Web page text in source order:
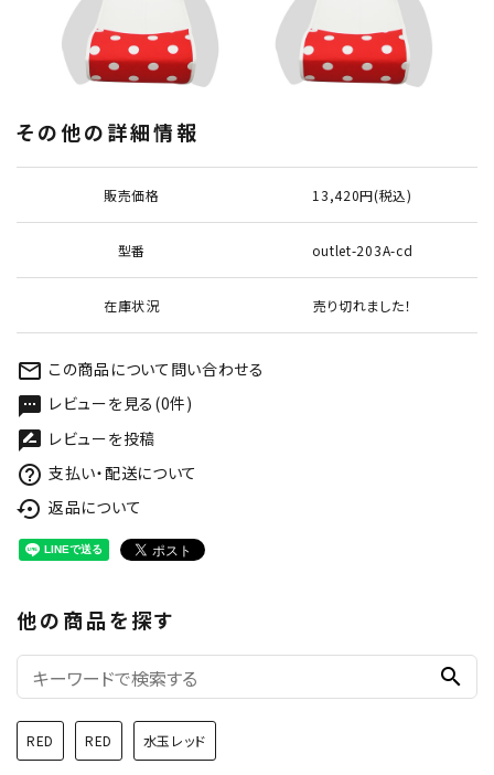
その他の詳細情報
販売価格 13,420円(税込)
型番 outlet-203A-cd
在庫状況 売り切れました！
mail_outline この商品について問い合わせる
textsms レビューを見る(0件)
rate_review レビューを投稿
help_outline 支払い・配送について
settings_backup_restore 返品について
他の商品を探す
search
RED RED 水玉レッド